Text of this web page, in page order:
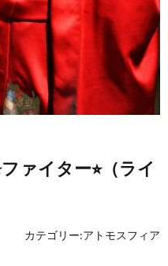
ァイター⭐︎（ライ
カテゴリー:アトモスフィア